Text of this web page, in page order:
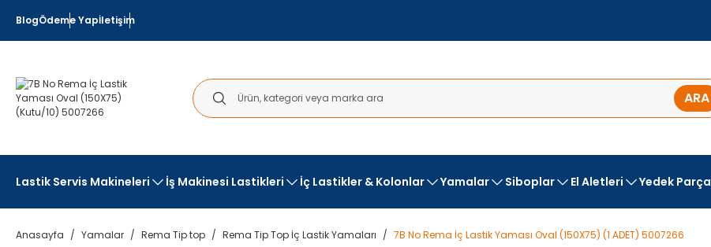
BlogÖdeme Yapİletişim
ARA
Lastik Servis Makineleri İş Makinesi Lastikleri İç Lastikler & Kolonlar Yamalar Siboplar El Aletleri Yedek Parça
Anasayfa Yamalar Rema Tip top Rema Tip Top İç Lastik Yamaları 7B No Rema İç Lastik Yaması Oval (150X75) (1 ADET) 5007266